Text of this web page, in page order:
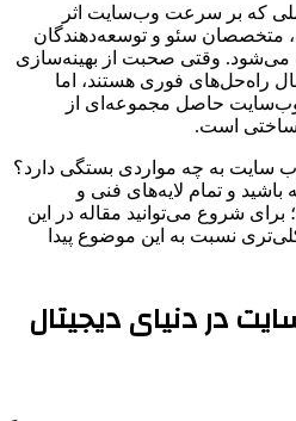
که بر سرعت وب‌سایت اثر
متخصصان سئو و توسعه‌دهندگان
وقتی صحبت از بهینه‌سازی
راه‌حل‌های فوری هستند، اما
حاصل مجموعه‌ای از
است.
سایت به چه مواردی بستگی دارد؟
و تمام لایه‌های فنی و
شروع می‌توانید مقاله در این
نسبت به این موضوع پیدا
در دنیای دیجیتال